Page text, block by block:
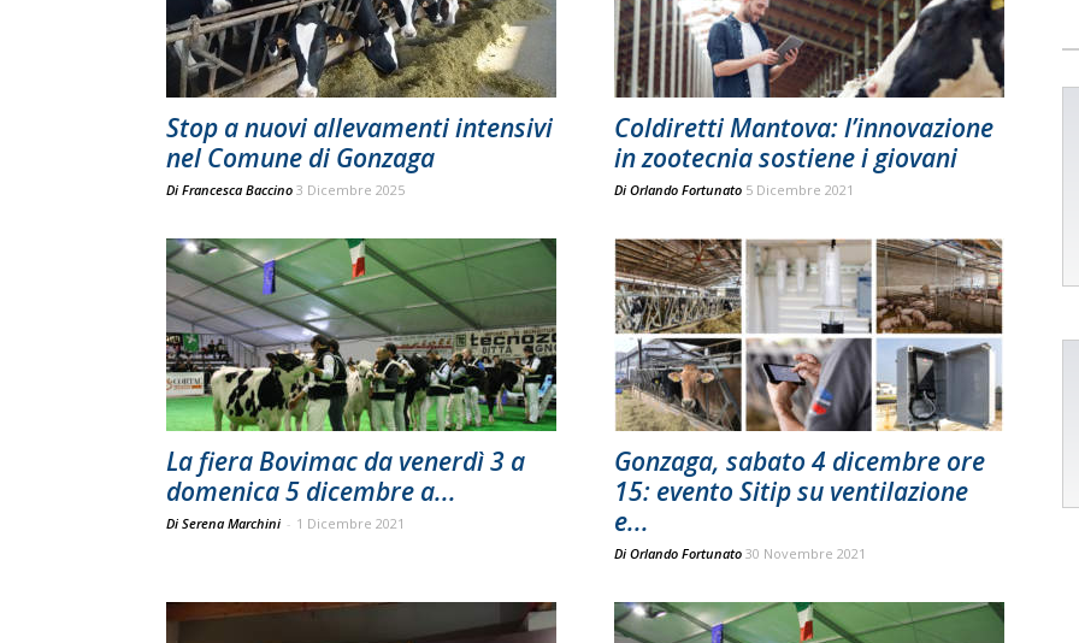
Stop a nuovi allevamenti intensivi
nel Comune di Gonzaga
Di Francesca Baccino 3 Dicembre 2025
Coldiretti Mantova: l’innovazione
in zootecnia sostiene i giovani
Di Orlando Fortunato 5 Dicembre 2021
La fiera Bovimac da venerdì 3 a
domenica 5 dicembre a...
Di Serena Marchini - 1 Dicembre 2021
Gonzaga, sabato 4 dicembre ore
15: evento Sitip su ventilazione
e...
Di Orlando Fortunato 30 Novembre 2021